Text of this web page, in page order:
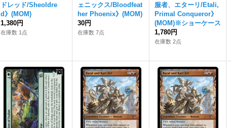
ドレッド/Sheoldre
d》(MOM)
1,380円
在庫数 1点
ェニックス/Bloodfeat
her Phoenix》(MOM)
30円
在庫数 7点
服者、エターリ/Etali,
Primal Conqueror》
(MOM)※ショーケース
1,780円
在庫数 2点